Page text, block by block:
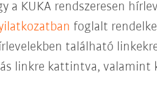
a KUKA rendszeresen
foglalt
található
linkre kattintva, valamint